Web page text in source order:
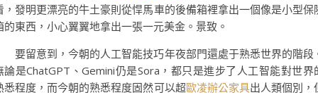
，發明更漂亮的牛土豪則從悍馬車的後備箱裡拿出一個像是小型保
的東西，小心翼翼地拿出一張一元美金。景致。
要留意到，今朝的人工智能技巧年夜部門還處于熟悉世界的階段
論是ChatGPT、Gemini仍是Sora，都只是進步了人工智能對世界
悉程度，而今朝的熟悉程度固然可以超歐凌辦公家具出人類個別，